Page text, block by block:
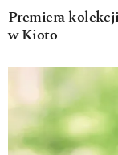
Premiera
w Kioto